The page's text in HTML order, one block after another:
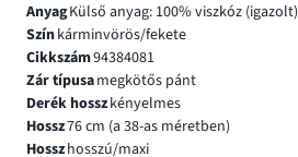
AnyagKülső anyag: 100% viszkóz (igazolt)
Színkárminvörös/fekete
Cikkszám94384081
Zár típusamegkötős pánt
Derék hosszkényelmes
Hossz76 cm (a 38-as méretben)
Hosszhosszú/maxi